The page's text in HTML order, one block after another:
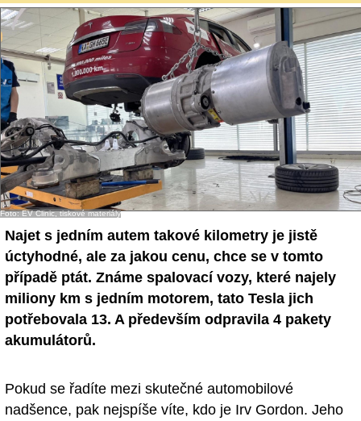
Foto: EV Clinic, tiskové materiály
Najet s jedním autem takové kilometry je jistě
úctyhodné, ale za jakou cenu, chce se v tomto
případě ptát. Známe spalovací vozy, které najely
miliony km s jedním motorem, tato Tesla jich
potřebovala 13. A především odpravila 4 pakety
akumulátorů.
Pokud se řadíte mezi skutečné automobilové
nadšence, pak nejspíše víte, kdo je Irv Gordon. Jeho